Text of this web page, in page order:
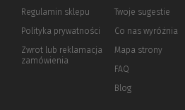
Regulamin sklepu
Polityka prywatności (Nowe
(Link
innej
Zwrot lub reklamacja
zamówienia
innej
strony)
Twoje sugestie
Co nas wyróżnia
Mapa strony
FAQ
Blog